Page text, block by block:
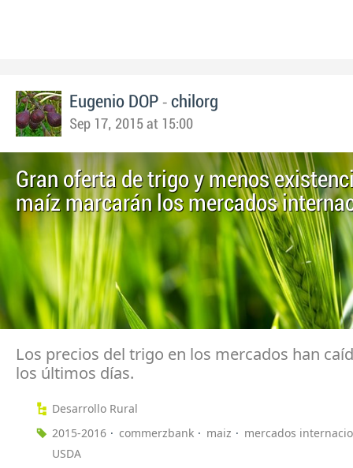
Eugenio DOP - chilorg
Sep 17, 2015 at 15:00
Gran oferta de trigo y menos
maíz marcarán los mercados
Los precios del trigo en los mercados han
los últimos días.
Desarrollo Rural
2015-2016
commerzbank maiz
mercados
USDA